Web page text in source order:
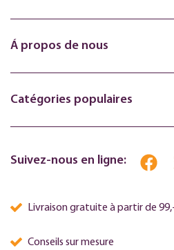
Á propos de nous
Catégories populaires
Suivez-nous en ligne:
Livraison gratuite à partir de
Conseils sur mesure